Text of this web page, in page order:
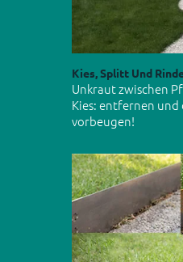
Kies, Splitt Und
Unkraut zwischen
Kies: entfernen
vorbeugen!